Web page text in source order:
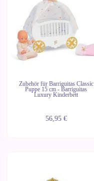
Zubehör für Barriguitas Classic
Puppe 15 cm - Barriguitas
Luxury Kinderbett
56,95 €